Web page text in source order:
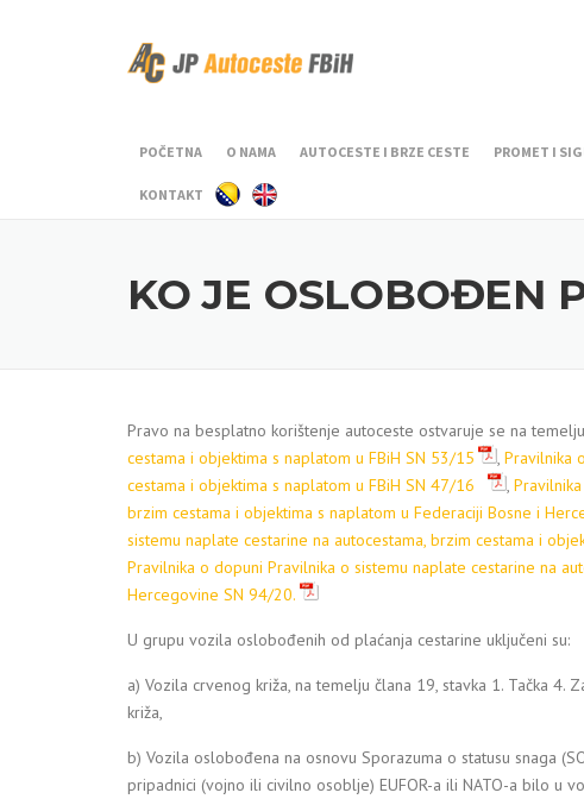
POČETNA O NAMA AUTOCESTE I BRZE CESTE PROMET I
KONTAKT
KO JE OSLOBOĐEN
Pravo na besplatno korištenje autoceste ostvaruje se na temelju
cestama i objektima s naplatom u FBiH SN 53/15
, Pravilnika
cestama i objektima s naplatom u FBiH SN 47/16
,
brzim cestama i objektima s naplatom u Federaciji Bosne i
sistemu naplate cestarine na autocestama, brzim cestama i
Pravilnika o dopuni Pravilnika o sistemu naplate cestarine na
Hercegovine SN 94/20.
U grupu vozila oslobođenih od plaćanja cestarine uključeni su:
a) Vozila crvenog križa, na temelju člana 19, stavka 1. Tačka
križa,
b) Vozila oslobođena na osnovu Sporazuma o statusu snaga
pripadnici (vojno ili civilno osoblje) EUFOR-a ili NATO-a bilo u